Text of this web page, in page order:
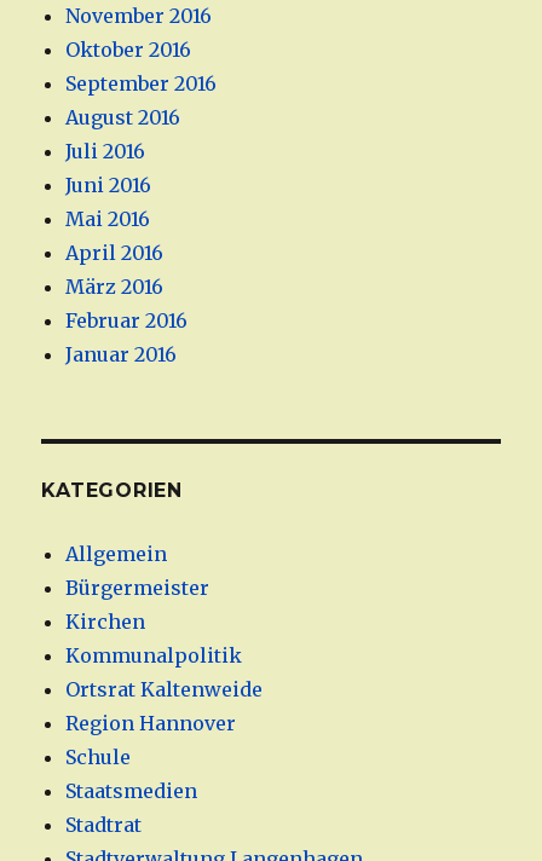
November 2016
Oktober 2016
September 2016
August 2016
Juli 2016
Juni 2016
Mai 2016
April 2016
März 2016
Februar 2016
Januar 2016
KATEGORIEN
Allgemein
Bürgermeister
Kirchen
Kommunalpolitik
Ortsrat Kaltenweide
Region Hannover
Schule
Staatsmedien
Stadtrat